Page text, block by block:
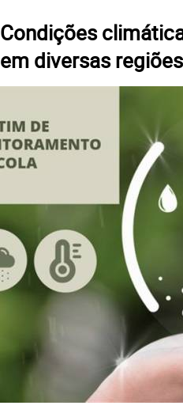
Condições
em diversas